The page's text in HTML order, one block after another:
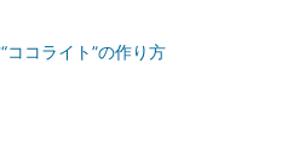
ココライト”の作り方